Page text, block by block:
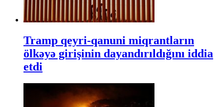
Tramp qeyri-qanuni miqrantların
ölkəyə girişinin dayandırıldığını iddia
etdi